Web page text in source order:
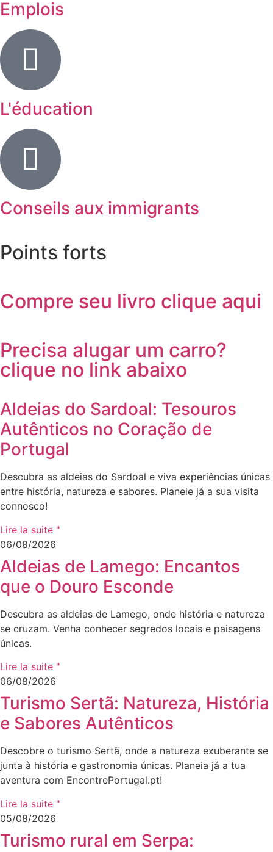
Emplois
L'éducation
Conseils aux immigrants
Points forts
Compre seu livro clique aqui
Precisa alugar um carro?
clique no link abaixo
Aldeias do Sardoal: Tesouros
Autênticos no Coração de
Portugal
Descubra as aldeias do Sardoal e viva experiências únicas
entre história, natureza e sabores. Planeie já a sua visita
connosco!
Lire la suite "
06/08/2026
Aldeias de Lamego: Encantos
que o Douro Esconde
Descubra as aldeias de Lamego, onde história e natureza
se cruzam. Venha conhecer segredos locais e paisagens
únicas.
Lire la suite "
06/08/2026
Turismo Sertã: Natureza, História
e Sabores Autênticos
Descobre o turismo Sertã, onde a natureza exuberante se
junta à história e gastronomia únicas. Planeia já a tua
aventura com EncontrePortugal.pt!
Lire la suite "
05/08/2026
Turismo rural em Serpa: